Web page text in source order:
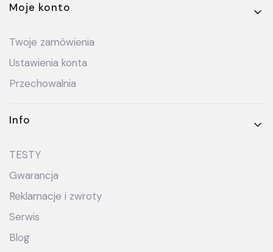
Moje konto
Twoje zamówienia
Ustawienia konta
Przechowalnia
Info
TESTY
Gwarancja
Reklamacje i zwroty
Serwis
Blog